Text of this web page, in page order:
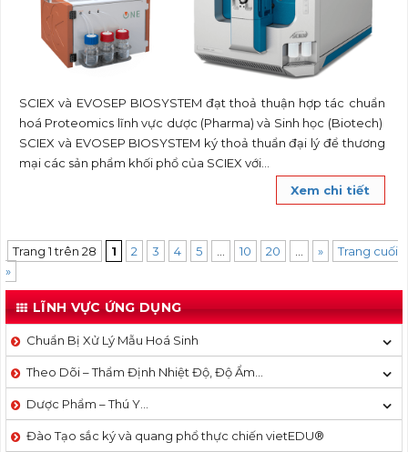
SCIEX và EVOSEP BIOSYSTEM đạt thoả thuận hợp tác chuẩn
hoá Proteomics lĩnh vực dược (Pharma) và Sinh học (Biotech)
SCIEX và EVOSEP BIOSYSTEM ký thoả thuẩn đại lý để thương
mại các sản phẩm khối phổ của SCIEX với...
Xem chi tiết
Trang 1 trên 28 1 2 3 4 5 ... 10 20 ... »
Trang cuối
»
LĨNH VỰC ỨNG DỤNG
Chuẩn Bị Xử Lý Mẫu Hoá Sinh
Theo Dõi – Thẩm Định Nhiệt Độ, Độ Ẩm…
Dược Phẩm – Thú Y…
Đào Tạo sắc ký và quang phổ thực chiến vietEDU®